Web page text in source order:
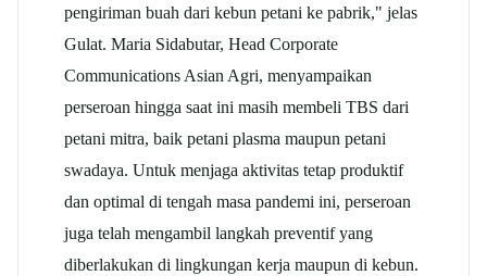
pengiriman buah dari kebun petani ke pabrik," jelas
Gulat. Maria Sidabutar, Head Corporate
Communications Asian Agri, menyampaikan
perseroan hingga saat ini masih membeli TBS dari
petani mitra, baik petani plasma maupun petani
swadaya. Untuk menjaga aktivitas tetap produktif
dan optimal di tengah masa pandemi ini, perseroan
juga telah mengambil langkah preventif yang
diberlakukan di lingkungan kerja maupun di kebun.